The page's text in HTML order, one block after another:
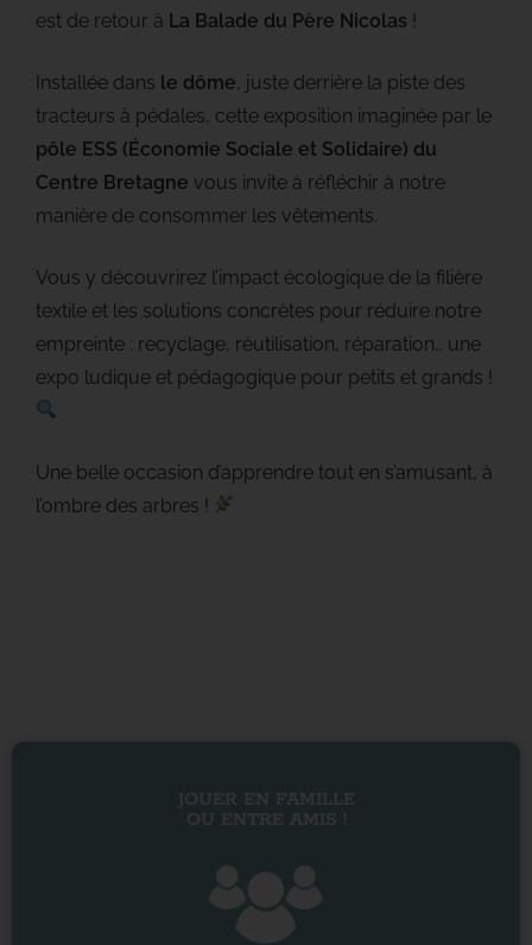
est de retour à La Balade du Père Nicolas !
Installée dans le dôme, juste derrière la piste des
tracteurs à pédales, cette exposition imaginée par le
pôle ESS (Économie Sociale et Solidaire) du
Centre Bretagne vous invite à réfléchir à notre
manière de consommer les vêtements.
Vous y découvrirez l’impact écologique de la filière
textile et les solutions concrètes pour réduire notre
empreinte : recyclage, réutilisation, réparation… une
expo ludique et pédagogique pour petits et grands !
Une belle occasion d’apprendre tout en s’amusant, à
l’ombre des arbres !
JOUER EN FAMILLE
OU ENTRE AMIS !